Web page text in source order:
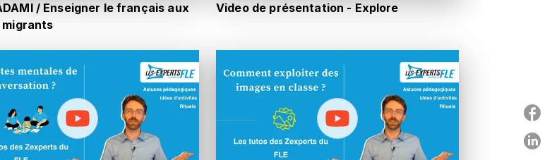
/ Enseigner le français aux
Video de présentation - Explore